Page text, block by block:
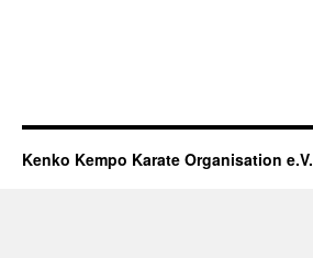
Kenko Kempo Karate Organisation e.V.